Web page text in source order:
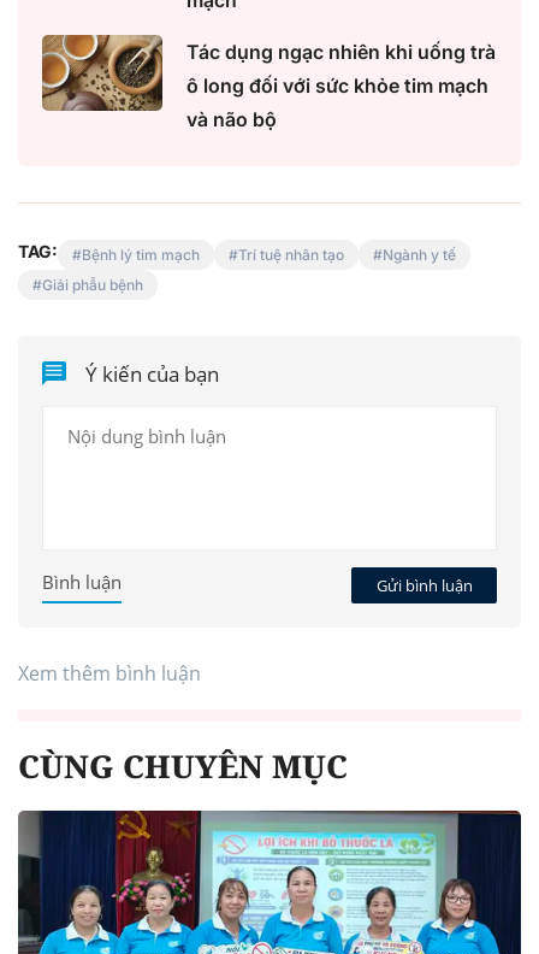
Tác dụng ngạc nhiên khi uống trà
ô long đối với sức khỏe tim mạch
và não bộ
TAG: Bệnh lý tim mạch Trí tuệ nhân tạo
Ngành y tế
Giải phẫu bệnh
Ý kiến của bạn
Gửi bình luận
Bình luận
Xem thêm bình luận
CÙNG CHUYÊN MỤC